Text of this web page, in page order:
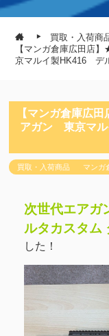
買取・入荷商
【マンガ倉庫広田店
京マルイ製HK416 デ
【マンガ倉庫広
アガン 東京マル
買取・入荷商品 マンガ
次世代エア
ルタカスタム
した！